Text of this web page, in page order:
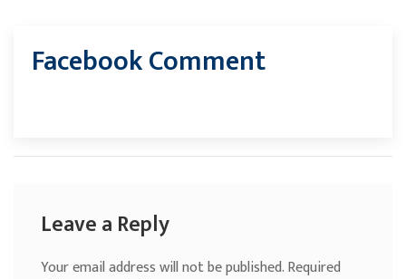
Facebook Comment
Leave a Reply
Your email address will not be published.Required